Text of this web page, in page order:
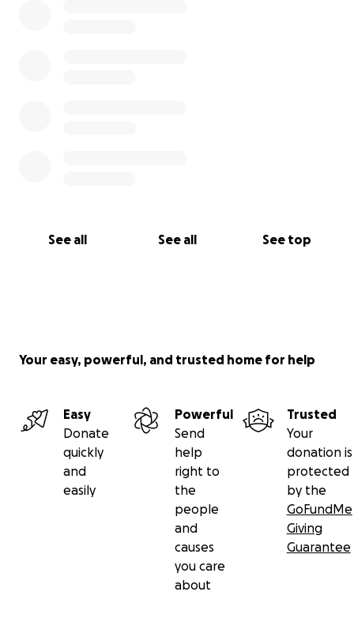
See all See all See top
Your easy, powerful, and trusted home for help
Easy
Donate
quickly
and
easily
Powerful
Send
help
right to
the
people
and
causes
you care
about
Trusted
Your
donation is
protected
by the
GoFundMe
Giving
Guarantee